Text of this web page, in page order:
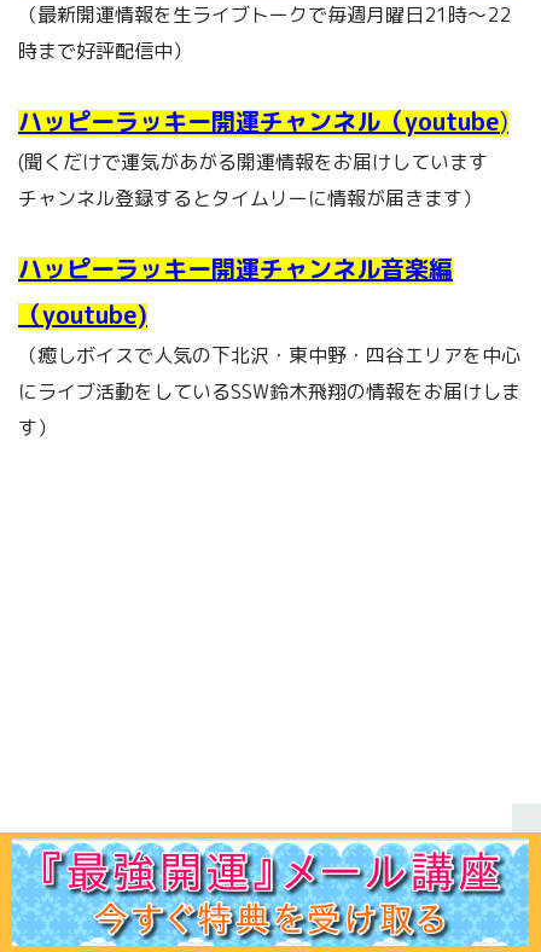
（最新開運情報を生ライブトークで毎週月曜日21時～22
時まで好評配信中）
ハッピーラッキー開運チャンネル（youtube)
(聞くだけで運気があがる開運情報をお届けしています
チャンネル登録するとタイムリーに情報が届きます）
ハッピーラッキー開運チャンネル音楽編
（youtube)
（癒しボイスで人気の下北沢・東中野・四谷エリアを中心
にライブ活動をしているSSW鈴木飛翔の情報をお届けしま
す）
ホーム 初見の方へﾌﾟﾛﾌｨｰﾙ 鑑定ﾒﾆｭｰ運命学講座易占講座お客様声体験談 記事一覧お問合せ Q＆A 出版書